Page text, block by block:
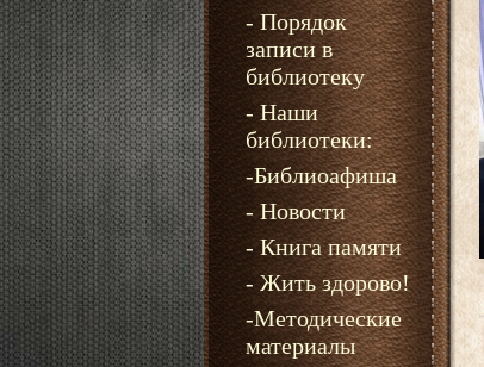
- Порядок
записи в
библиотеку
- Наши
библиотеки:
-Библиоафиша
- Новости
- Книга памяти
- Жить здорово!
-Методические
материалы